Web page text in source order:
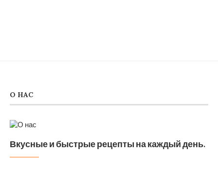
О НАС
Вкусные и быстрые рецепты на каждый день.